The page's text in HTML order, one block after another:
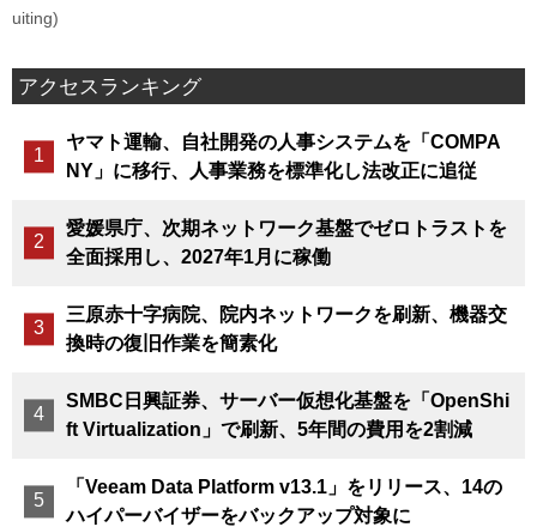
uiting)
アクセスランキング
ヤマト運輸、自社開発の人事システムを「COMPA
NY」に移行、人事業務を標準化し法改正に追従
愛媛県庁、次期ネットワーク基盤でゼロトラストを
全面採用し、2027年1月に稼働
三原赤十字病院、院内ネットワークを刷新、機器交
換時の復旧作業を簡素化
SMBC日興証券、サーバー仮想化基盤を「OpenShi
ft Virtualization」で刷新、5年間の費用を2割減
「Veeam Data Platform v13.1」をリリース、14の
ハイパーバイザーをバックアップ対象に